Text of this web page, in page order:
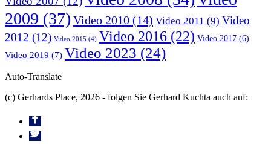
2009 (37) Video 2010 (14) Video 2011 (9) Video
2012 (12) Video 2015 (4) Video 2016 (22) Video 2017 (6)
Video 2019 (7) Video 2023 (24)
Auto-Translate
(c) Gerhards Place, 2026 - folgen Sie Gerhard Kuchta auch auf: